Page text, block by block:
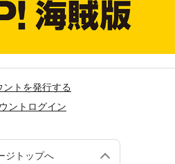
ントを発行する
ントログイン
ジトップへ